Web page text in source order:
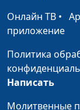
Творческое
Близость Бога
Онлайн ТВ •
приложение
Политика
Написать
Молитвенные